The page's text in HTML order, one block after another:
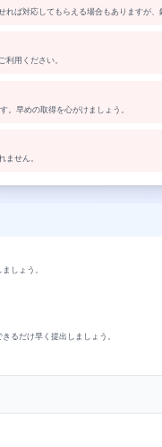
ば対応してもらえる場合もありますが、
用ください。
早めの取得を心がけましょう。
せん。
しょう。
るだけ早く提出しましょう。